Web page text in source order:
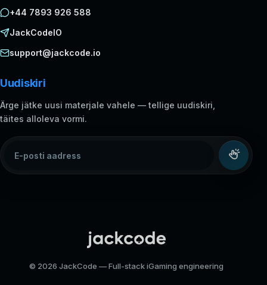
+44 7893 926 588
JackCodeIO
support@jackcode.io
Uudiskiri
Ärge jätke uusi materjale vahele — tellige uudiskiri,
täites alloleva vormi.
© 2026 JackCode — Full-stack iGaming engineering